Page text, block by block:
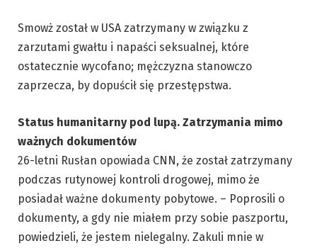
Smowż został w USA zatrzymany w związku z
zarzutami gwałtu i napaści seksualnej, które
ostatecznie wycofano; mężczyzna stanowczo
zaprzecza, by dopuścił się przestępstwa.
Status humanitarny pod lupą. Zatrzymania mimo
ważnych dokumentów
26-letni Rusłan opowiada CNN, że został zatrzymany
podczas rutynowej kontroli drogowej, mimo że
posiadał ważne dokumenty pobytowe. – Poprosili o
dokumenty, a gdy nie miałem przy sobie paszportu,
powiedzieli, że jestem nielegalny. Zakuli mnie w